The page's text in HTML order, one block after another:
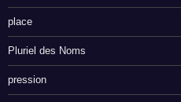
place
Pluriel des Noms
pression